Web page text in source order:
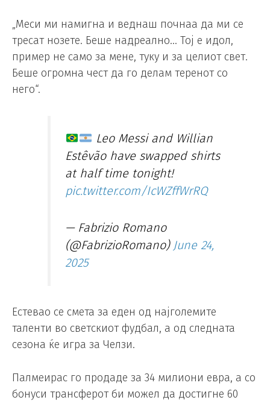
„Меси ми намигна и веднаш почнаа да ми се
тресат нозете. Беше надреално… Тој е идол,
пример не само за мене, туку и за целиот свет.
Беше огромна чест да го делам теренот со
него“.
Leo Messi and Willian
Estêvão have swapped shirts
at half time tonight!
pic.twitter.com/IcWZffWrRQ
— Fabrizio Romano
(@FabrizioRomano) June 24,
2025
Естевао се смета за еден од најголемите
таленти во светскиот фудбал, а од следната
сезона ќе игра за Челзи.
Палмеирас го продаде за 34 милиони евра, а со
бонуси трансферот би можел да достигне 60